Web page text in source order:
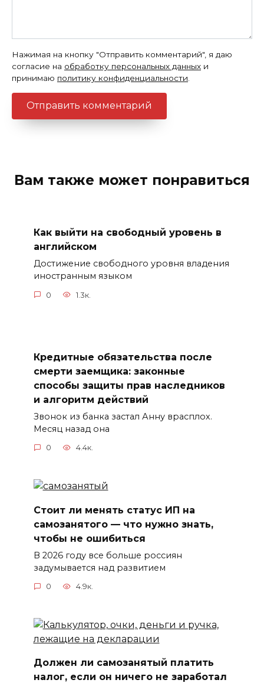
Нажимая на кнопку "Отправить комментарий", я даю
согласие на обработку персональных данных и
принимаю политику конфиденциальности
Вам также может понравиться
Как выйти на свободный уровень в
английском
Достижение свободного уровня владения
иностранным языком
0 1.3к.
Кредитные обязательства после
смерти заемщика: законные
способы защиты прав наследников
и алгоритм действий
Звонок из банка застал Анну врасплох.
Месяц назад она
0 4.4к.
Стоит ли менять статус ИП на
самозанятого — что нужно знать,
чтобы не ошибиться
В 2026 году все больше россиян
задумывается над развитием
0 4.9к.
Должен ли самозанятый платить
налог, если он ничего не заработал